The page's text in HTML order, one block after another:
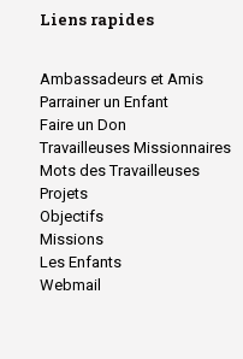
Liens rapides
Ambassadeurs et Amis
Parrainer un Enfant
Faire un Don
Travailleuses Missionnaires
Mots des Travailleuses
Projets
Objectifs
Missions
Les Enfants
Webmail